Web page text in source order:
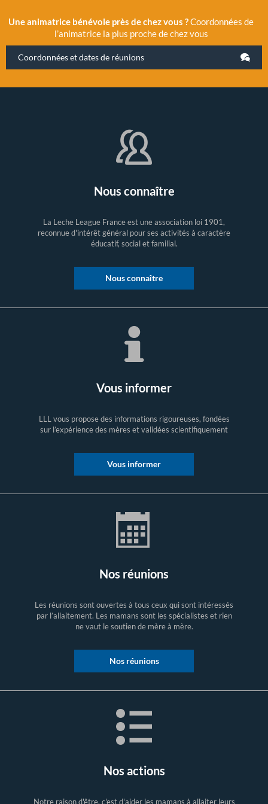
Une animatrice bénévole près de chez vous ?Coordonnées de
l’animatrice la plus proche de chez vous
Coordonnées et dates de réunions
Nous connaître
La Leche League France est une association loi 1901,
reconnue d'intérêt général pour ses activités à caractère
éducatif, social et familial.
Nous connaître
Vous informer
LLL vous propose des informations rigoureuses, fondées
sur l’expérience des mères et validées scientifiquement
Vous informer
Nos réunions
Les réunions sont ouvertes à tous ceux qui sont intéressés
par l’allaitement. Les mamans sont les spécialistes et rien
ne vaut le soutien de mère à mère.
Nos réunions
Nos actions
Notre raison d'être, c'est d'aider les mamans à allaiter leurs